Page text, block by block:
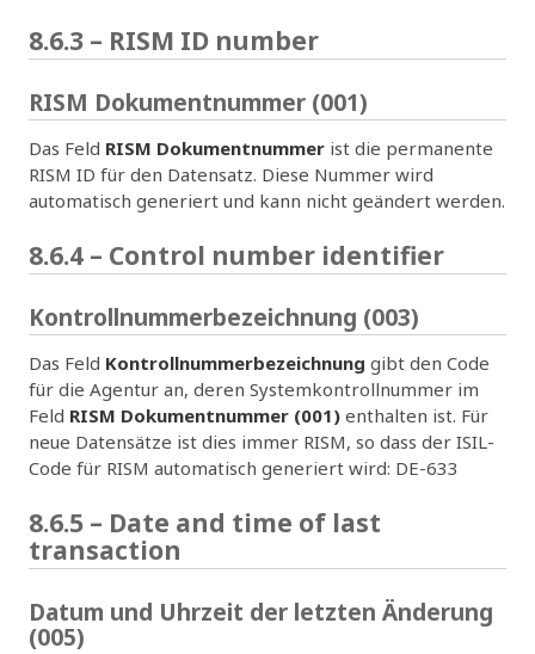
8.6.3 – RISM ID number
RISM Dokumentnummer (001)
Das Feld RISM Dokumentnummer ist die permanente
RISM ID für den Datensatz. Diese Nummer wird
automatisch generiert und kann nicht geändert werden.
8.6.4 – Control number identifier
Kontrollnummerbezeichnung (003)
Das Feld Kontrollnummerbezeichnung gibt den Code
für die Agentur an, deren Systemkontrollnummer im
Feld RISM Dokumentnummer (001) enthalten ist. Für
neue Datensätze ist dies immer RISM, so dass der ISIL-
Code für RISM automatisch generiert wird: DE-633
8.6.5 – Date and time of last
transaction
Datum und Uhrzeit der letzten Änderung
(005)